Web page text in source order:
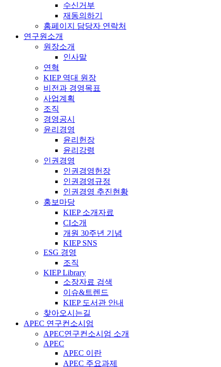
수신거부
재동의하기
홈페이지 담당자 연락처
연구원소개
원장소개
인사말
연혁
KIEP 역대 원장
비전과 경영목표
사업계획
조직
경영공시
윤리경영
윤리헌장
윤리강령
인권경영
인권경영헌장
인권경영규정
인권경영 추진현황
홍보마당
KIEP 소개자료
CI소개
개원 30주년 기념
KIEP SNS
ESG 경영
조직
KIEP Library
소장자료 검색
이슈&트렌드
KIEP 도서관 안내
찾아오시는길
APEC 연구컨소시엄
APEC연구컨소시엄 소개
APEC
APEC 이란
APEC 주요과제